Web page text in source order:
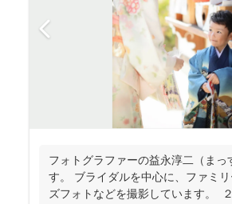
フォトグラファーの益永淳二（まっ
す。 ブライダルを中心に、ファミ
ズフォトなどを撮影しています。